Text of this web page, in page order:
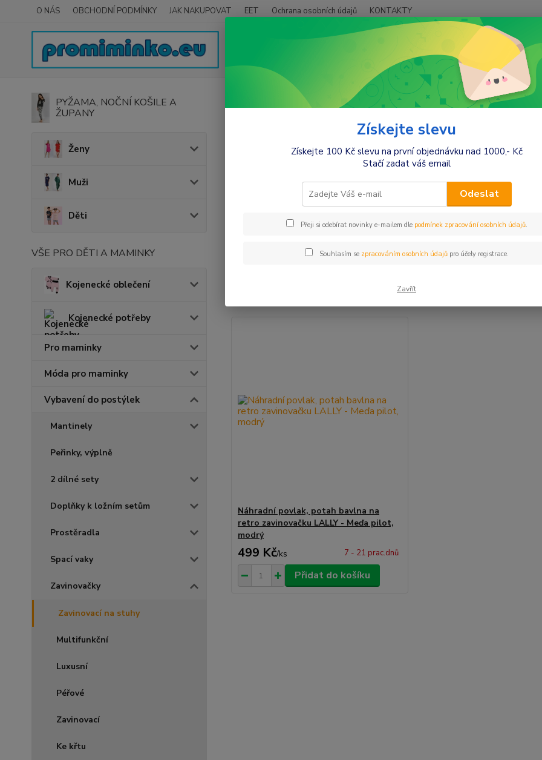
O NÁS OBCHODNÍ PODMÍNKY JAK NAKUPOVAT EET Ochrana osobních údajů KONTAKTY
PYŽAMA, NOČNÍ KOŠILE A
ŽUPANY
Ženy
Muži
Děti
VŠE PRO DĚTI A MAMINKY
Kojenecké oblečení
Kojenecké potřeby
Pro maminky
Móda pro maminky
Vybavení do postýlek
Mantinely
Peřinky, výplně
2 dílné sety
Doplňky k ložním setům
Prostěradla
Spací vaky
Zavinovačky
Zavinovací na stuhy
Multifunkční
Luxusní
Péřové
Zavinovací
Ke křtu
Vybavení do postýlek Zavinovačky Zavinovací na stuhy
Zavinovací na stuhy
Náhradní povlak, potah bavlna na
retro zavinovačku LALLY - Meďa pilot,
modrý
499 Kč/ks 7 - 21 prac.dnů
Přidat do košíku
Získejte slevu
Získejte 100 Kč slevu na první objednávku nad 1000,- Kč
Stačí zadat váš email
Odeslat
Přeji si odebírat novinky e-mailem dle podmínek zpracování osobních údajů.
Souhlasím se zpracováním osobních údajůpro účely registrace.
Zavřít